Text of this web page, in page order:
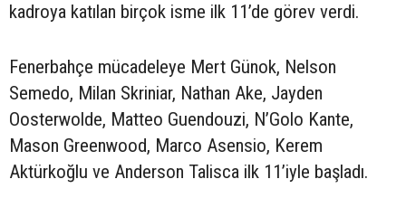
kadroya katılan birçok isme ilk 11’de görev verdi.
Fenerbahçe mücadeleye Mert Günok, Nelson
Semedo, Milan Skriniar, Nathan Ake, Jayden
Oosterwolde, Matteo Guendouzi, N’Golo Kante,
Mason Greenwood, Marco Asensio, Kerem
Aktürkoğlu ve Anderson Talisca ilk 11’iyle başladı.